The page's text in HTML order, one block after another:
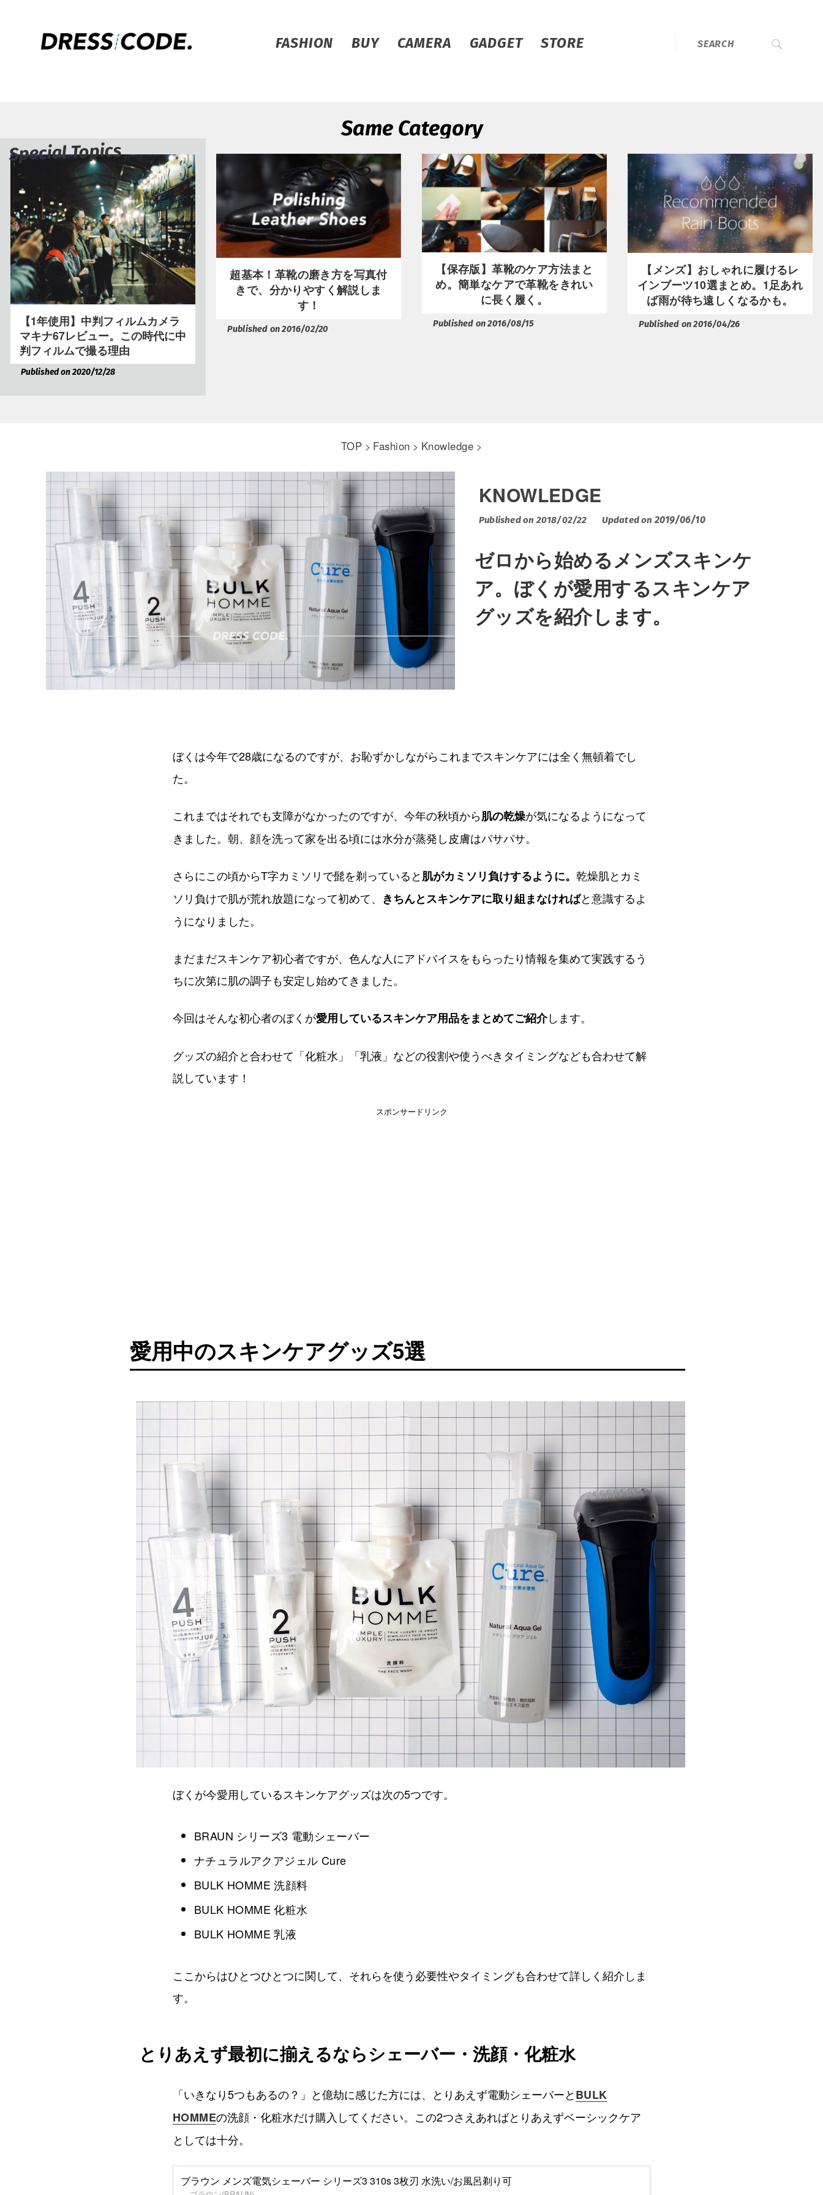
FASHION BUY CAMERA GADGET STORE
Same Category
Special Topics
【1年使用】中判フィルムカメラ
マキナ67レビュー。この時代に中
判フィルムで撮る理由
Published on 2020/12/28
超基本！革靴の磨き方を写真付
きで、分かりやすく解説しま
す！
Published on 2016/02/20
【保存版】革靴のケア方法まと
め。簡単なケアで革靴をきれい
に長く履く。
Published on 2016/08/15
【メンズ】おしゃれに履けるレ
インブーツ10選まとめ。1足あれ
ば雨が待ち遠しくなるかも。
Published on 2016/04/26
TOP > Fashion > Knowledge >
KNOWLEDGE
Published on 2018/02/22 Updated on 2019/06/10
ゼロから始めるメンズスキンケ
ア。ぼくが愛用するスキンケア
グッズを紹介します。
ぼくは今年で28歳になるのですが、お恥ずかしながらこれまでスキンケアには全く無頓着でし
た。
これまではそれでも支障がなかったのですが、今年の秋頃から肌の乾燥が気になるようになって
きました。朝、顔を洗って家を出る頃には水分が蒸発し皮膚はパサパサ。
さらにこの頃からT字カミソリで髭を剃っていると肌がカミソリ負けするように。 乾燥肌とカミ
ソリ負けで肌が荒れ放題になって初めて、 きちんとスキンケアに取り組まなければと意識するよ
うになりました。
まだまだスキンケア初心者ですが、色んな人にアドバイスをもらったり情報を集めて実践するう
ちに次第に肌の調子も安定し始めてきました。
今回はそんな初心者のぼくが愛用しているスキンケア用品をまとめてご紹介します。
グッズの紹介と合わせて「化粧水」「乳液」などの役割や使うべきタイミングなども合わせて解
説しています！
スポンサードリンク
愛用中のスキンケアグッズ5選
ぼくが今愛用しているスキンケアグッズは次の5つです。
BRAUN シリーズ3 電動シェーバー
ナチュラルアクアジェル Cure
BULK HOMME 洗顔料
BULK HOMME 化粧水
BULK HOMME 乳液
ここからはひとつひとつに関して、それらを使う必要性やタイミングも合わせて詳しく紹介しま
す。
とりあえず最初に揃えるならシェーバー・洗顔・化粧水
「いきなり5つもあるの？」と億劫に感じた方には、とりあえず電動シェーバーとBULK
HOMMEの洗顔・化粧水だけ購入してください。この2つさえあればとりあえずベーシックケア
としては十分。
ブラウン メンズ電気シェーバー シリーズ3 310s 3枚刃 水洗い/お風呂剃り可